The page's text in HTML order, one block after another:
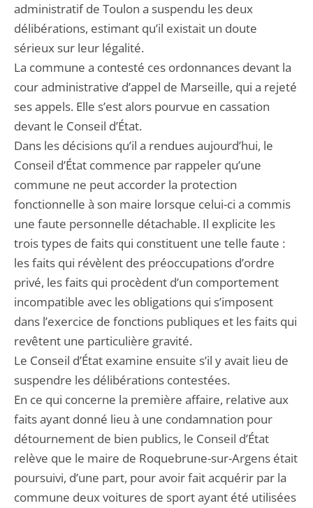
administratif de Toulon a suspendu les deux
délibérations, estimant qu’il existait un doute
sérieux sur leur légalité.
La commune a contesté ces ordonnances devant la
cour administrative d’appel de Marseille, qui a rejeté
ses appels. Elle s’est alors pourvue en cassation
devant le Conseil d’État.
Dans les décisions qu’il a rendues aujourd’hui, le
Conseil d’État commence par rappeler qu’une
commune ne peut accorder la protection
fonctionnelle à son maire lorsque celui-ci a commis
une faute personnelle détachable. Il explicite les
trois types de faits qui constituent une telle faute :
les faits qui révèlent des préoccupations d’ordre
privé, les faits qui procèdent d’un comportement
incompatible avec les obligations qui s’imposent
dans l’exercice de fonctions publiques et les faits qui
revêtent une particulière gravité.
Le Conseil d’État examine ensuite s’il y avait lieu de
suspendre les délibérations contestées.
En ce qui concerne la première affaire, relative aux
faits ayant donné lieu à une condamnation pour
détournement de bien publics, le Conseil d’État
relève que le maire de Roquebrune-sur-Argens était
poursuivi, d’une part, pour avoir fait acquérir par la
commune deux voitures de sport ayant été utilisées